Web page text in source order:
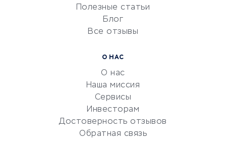
УСЛУГИ ДЛЯ БИЗНЕСА
документооборот
Юридические компании
Полезные статьи
Блог
Все отзывы
О НАС
О нас
Наша миссия
Сервисы
Инвесторам
Достоверность отзывов
Обратная связь